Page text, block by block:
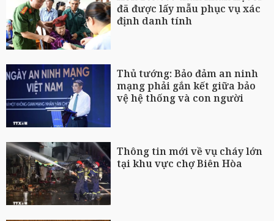
đã được lấy mẫu phục vụ xác
định danh tính
Thủ tướng: Bảo đảm an ninh
mạng phải gắn kết giữa bảo
vệ hệ thống và con người
Thông tin mới về vụ cháy lớn
tại khu vực chợ Biên Hòa